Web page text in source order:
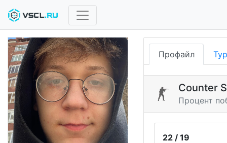
Профайл
Counter
Процент
22 / 19